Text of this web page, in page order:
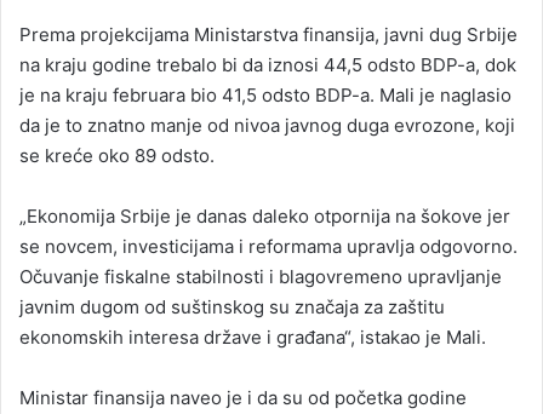
Prema projekcijama Ministarstva finansija, javni dug Srbije
na kraju godine trebalo bi da iznosi 44,5 odsto BDP-a, dok
je na kraju februara bio 41,5 odsto BDP-a. Mali je naglasio
da je to znatno manje od nivoa javnog duga evrozone, koji
se kreće oko 89 odsto.
„Ekonomija Srbije je danas daleko otpornija na šokove jer
se novcem, investicijama i reformama upravlja odgovorno.
Očuvanje fiskalne stabilnosti i blagovremeno upravljanje
javnim dugom od suštinskog su značaja za zaštitu
ekonomskih interesa države i građana“, istakao je Mali.
Ministar finansija naveo je i da su od početka godine